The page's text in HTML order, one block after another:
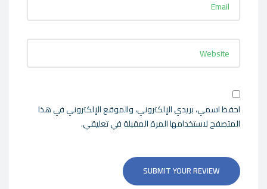
احفظ اسمي، بريدي الإلكتروني، والموقع الإلكتروني في هذا
المتصفح لاستخدامها المرة المقبلة في تعليقي.
SUBMIT YOUR REVIEW